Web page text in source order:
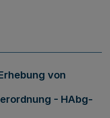
von
- HAbg-